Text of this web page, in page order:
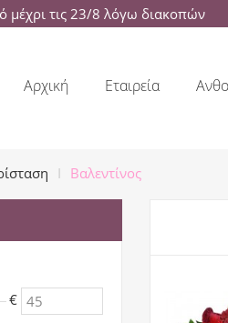
μέχρι τις 23/8 λόγω διακοπών
Αρχική Εταιρεία
Βαλεντίνος
€